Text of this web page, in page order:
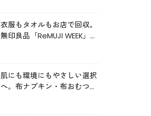
衣服もタオルもお店で回収。
無印良品「ReMUJI WEEK」6
肌にも環境にもやさしい選択
へ。布ナプキン・布おむつの